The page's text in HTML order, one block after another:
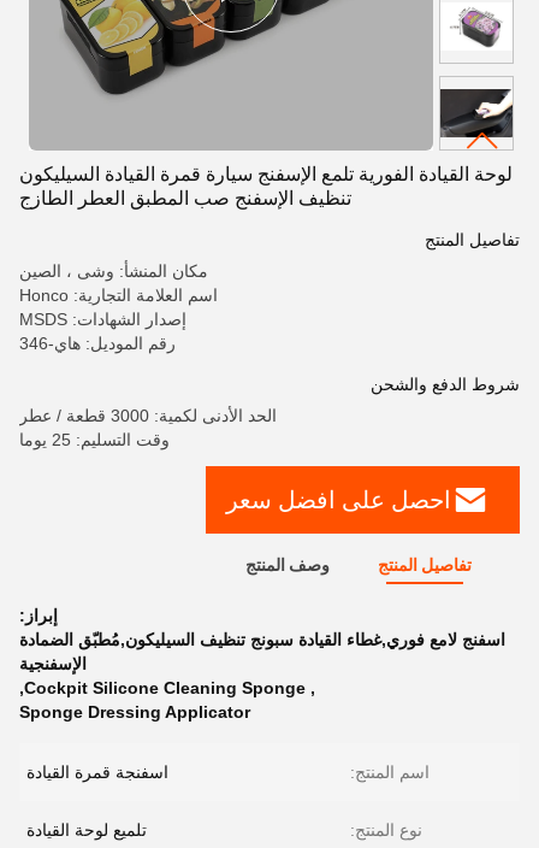
لوحة القيادة الفورية تلمع الإسفنج سيارة قمرة القيادة السيليكون
تنظيف الإسفنج صب المطبق العطر الطازج
تفاصيل المنتج
مكان المنشأ: وشى ، الصين
اسم العلامة التجارية: Honco
إصدار الشهادات: MSDS
رقم الموديل: هاي-346
شروط الدفع والشحن
الحد الأدنى لكمية: 3000 قطعة / عطر
وقت التسليم: 25 يوما
احصل على افضل سعر
تفاصيل المنتج وصف المنتج
إبراز:
اسفنج لامع فوري,غطاء القيادة سبونج تنظيف السيليكون,مُطبّق الضمادة
الإسفنجية
,
Cockpit Silicone Cleaning Sponge
,
Sponge Dressing Applicator
اسم المنتج: اسفنجة قمرة القيادة
نوع المنتج: تلميع لوحة القيادة